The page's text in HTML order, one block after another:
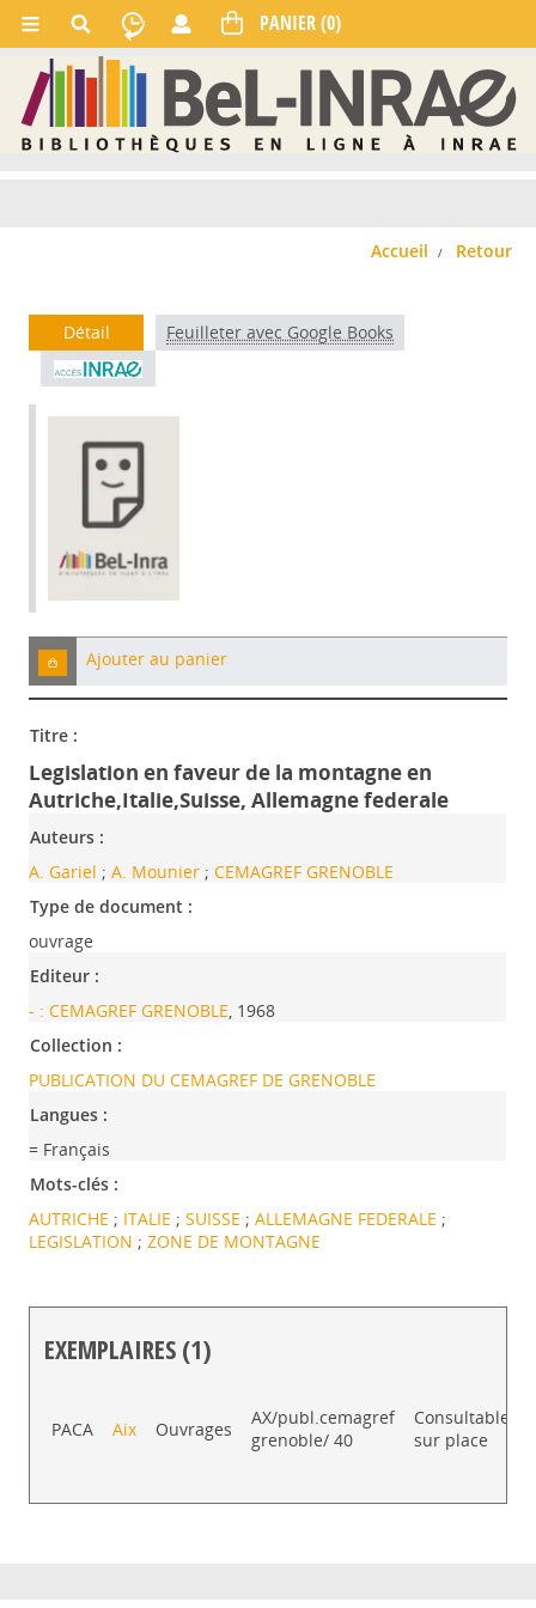
Accueil Retour
Détail Feuilleter avec Google Books
Ajouter au panier
Titre :
Legislation en faveur de la montagne en
Autriche,Italie,Suisse, Allemagne federale
Auteurs :
A. Gariel ;A. Mounier ;CEMAGREF GRENOBLE
Type de document :
ouvrage
Editeur :
- : CEMAGREF GRENOBLE, 1968
Collection :
PUBLICATION DU CEMAGREF DE GRENOBLE
Langues :
= Français
Mots-clés :
AUTRICHE ; ITALIE ;SUISSE ;ALLEMAGNE FEDERALE ;
LEGISLATION ;ZONE DE MONTAGNE
EXEMPLAIRES (1)
PACA Aix Ouvrages
AX/publ.cemagref
grenoble/ 40
Consultable
sur place